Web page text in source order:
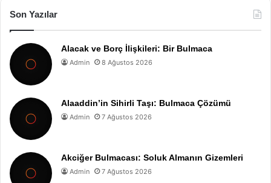
Son Yazılar
Alacak ve Borç İlişkileri: Bir Bulmaca
Admin 8 Ağustos 2026
Alaaddin’in Sihirli Taşı: Bulmaca Çözümü
Admin 7 Ağustos 2026
Akciğer Bulmacası: Soluk Almanın Gizemleri
Admin 7 Ağustos 2026